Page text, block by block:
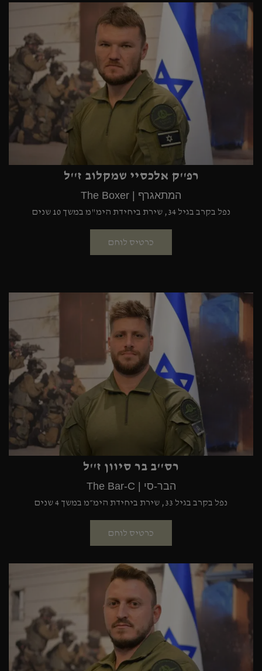
רפ''ק אלכסיי שמקלוב ז''ל
המתאגרף | The Boxer
נפל בקרב בגיל 34, שירת ביחידת הימ"מ במשך 10 שנים
כרטיס לוחם
רס''ב בר סיוון ז''ל
הבר-סי | The Bar-C
נפל בקרב בגיל 33, שירת ביחידת הימ״מ במשך 4 שנים
כרטיס לוחם